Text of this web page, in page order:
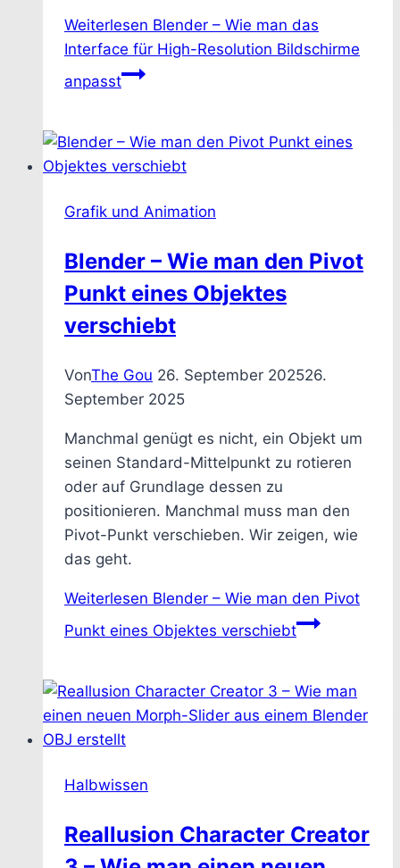
Weiterlesen Blender – Wie man das
Interface für High-Resolution Bildschirme
anpasst
Grafik und Animation
Blender – Wie man den Pivot
Punkt eines Objektes
verschiebt
VonThe Gou 26. September 202526.
September 2025
Manchmal genügt es nicht, ein Objekt um
seinen Standard-Mittelpunkt zu rotieren
oder auf Grundlage dessen zu
positionieren. Manchmal muss man den
Pivot-Punkt verschieben. Wir zeigen, wie
das geht.
Weiterlesen Blender – Wie man den Pivot
Punkt eines Objektes verschiebt
Halbwissen
Reallusion Character Creator